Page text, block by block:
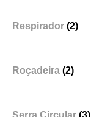
Respirador (2)
Roçadeira (2)
Serra Circular (3)